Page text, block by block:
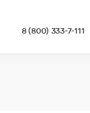
8 (800) 333-7-111